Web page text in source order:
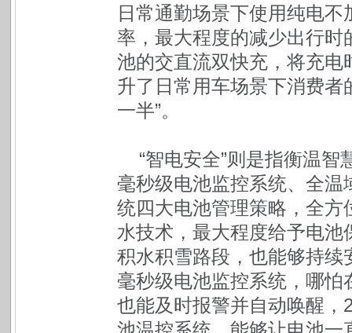
日常通勤场景下使用纯电
率，最大程度的减少出行
池的交直流双快充，将充
升了日常用车场景下消费者
一半”。
“智电安全”则是指衡温
毫秒级电池监控系统、全温
统四大电池管理策略，全
水技术，最大程度给予电
积水积雪路段，也能够持
毫秒级电池监控系统，哪
也能及时报警并自动唤醒